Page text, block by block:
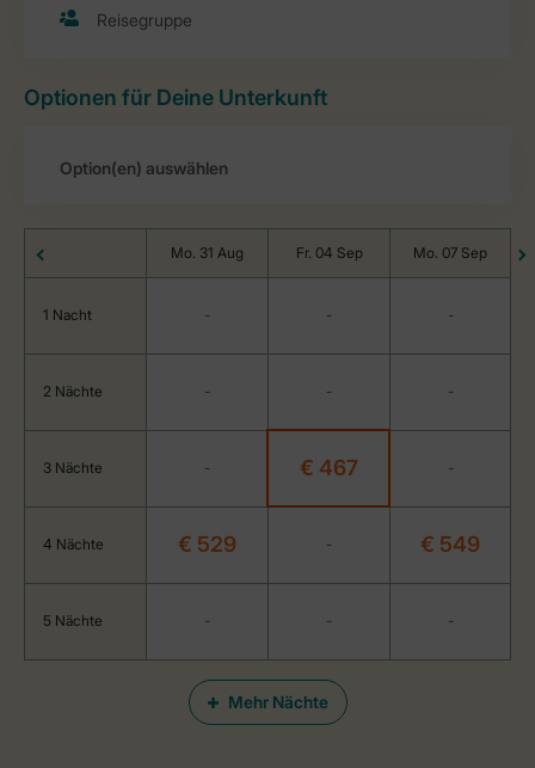
Optionen für Deine Unterkunft
Mehr Nächte
Mo. 31 Aug Fr. 04 Sep Mo. 07 Sep
1 Nacht - - -
2 Nächte - - -
3 Nächte - € 467 -
4 Nächte € 529 - € 549
5 Nächte - - -